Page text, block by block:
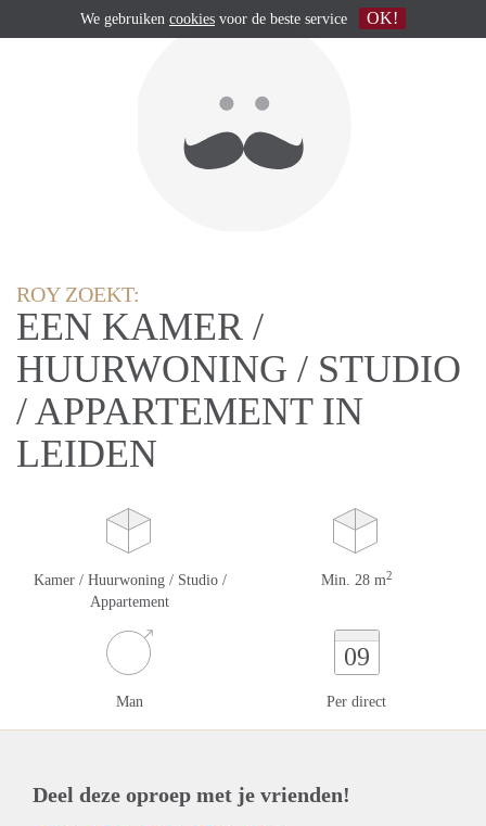
ROY ZOEKT:
EEN KAMER /
HUURWONING / STUDIO
/ APPARTEMENT IN
LEIDEN
Kamer / Huurwoning / Studio /
Appartement
Min. 28 m2
Man
09
Per direct
Deel deze oproep met je vrienden!
We gebruiken cookies voor de beste service OK!